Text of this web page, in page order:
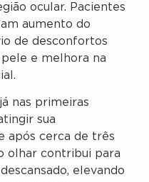
ocular. Pacientes
aumento do
de desconfortos
pele e melhora na
nas primeiras
sua
após cerca de três
olhar contribui para
elevando